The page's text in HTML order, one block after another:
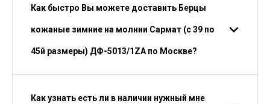
Как быстро Вы можете доставить Берцы
кожаные зимние на молнии Сармат (с 39 по
45й размеры) ДФ-5013/1ZA по Москве?
Как узнать есть ли в наличии нужный мне